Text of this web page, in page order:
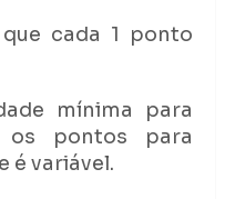
cada 1 ponto
mínima para
os pontos para
é variável.